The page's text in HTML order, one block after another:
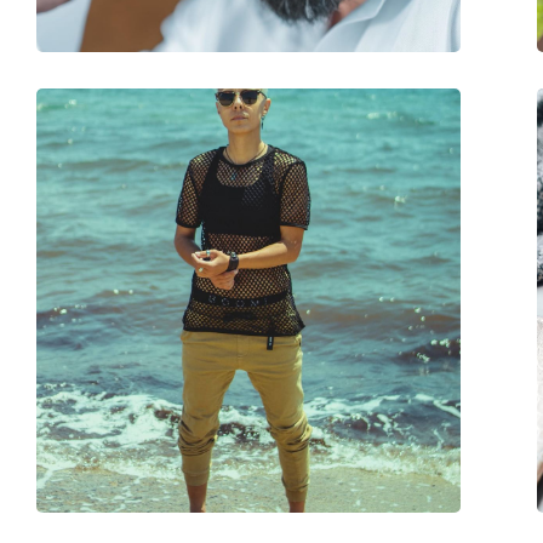
Аксессуары
Футляр:
Да
Салфетка для чистки:
Да
Другое
Пол:
Женские
Категория:
Солнцезащитные
Бренд:
Guess
Использование:
Мода
Код:
GU7684-S 05B 56